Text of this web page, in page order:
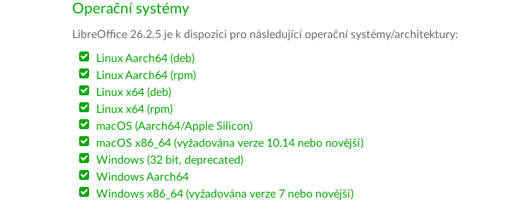
Operační systémy
LibreOffice 26.2.5 je k dispozici pro následující operační systémy/architektury:
Linux Aarch64 (deb)
Linux Aarch64 (rpm)
Linux x64 (deb)
Linux x64 (rpm)
macOS (Aarch64/Apple Silicon)
macOS x86_64 (vyžadována verze 10.14 nebo novější)
Windows (32 bit, deprecated)
Windows Aarch64
Windows x86_64 (vyžadována verze 7 nebo novější)